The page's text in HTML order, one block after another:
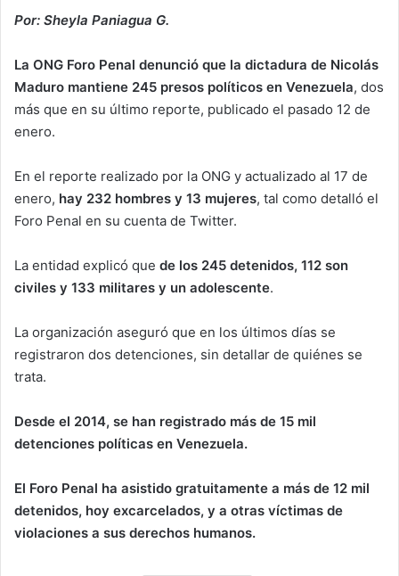
Por: Sheyla Paniagua G.
La ONG Foro Penal denunció que la dictadura de Nicolás
Maduro mantiene 245 presos políticos en Venezuela, dos
más que en su último reporte, publicado el pasado 12 de
enero.
En el reporte realizado por la ONG y actualizado al 17 de
enero, hay 232 hombres y 13 mujeres, tal como detalló el
Foro Penal en su cuenta de Twitter.
La entidad explicó que de los 245 detenidos, 112 son
civiles y 133 militares y un adolescente.
La organización aseguró que en los últimos días se
registraron dos detenciones, sin detallar de quiénes se
trata.
Desde el 2014, se han registrado más de 15 mil
detenciones políticas en Venezuela.
El Foro Penal ha asistido gratuitamente a más de 12 mil
detenidos, hoy excarcelados, y a otras víctimas de
violaciones a sus derechos humanos.